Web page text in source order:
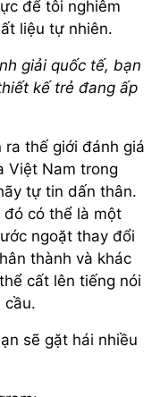
để tôi nghiêm
liệu tự nhiên.
giải quốc tế, bạn
kế trẻ đang ấp
ra thế giới đánh giá
Việt Nam trong
tự tin dấn thân.
có thể là một
ngoặt thay đổi
thành và khác
cất lên tiếng nói
cầu.
sẽ gặt hái nhiều